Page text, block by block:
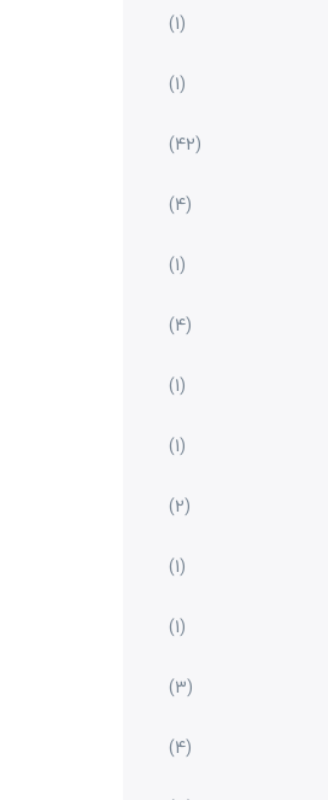
(1)
(1)
(42)
(4)
(1)
(4)
(1)
(1)
(2)
(1)
(1)
(3)
(4)